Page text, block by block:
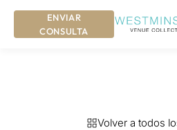
ENVIAR
CONSULTA
Volver a todos